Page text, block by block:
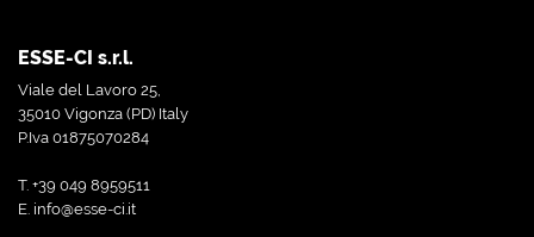
ESSE-CI s.r.l.
Viale del Lavoro 25,
35010 Vigonza (PD) Italy
P.Iva 01875070284
T. +39 049 8959511
E. info@esse-ci.it